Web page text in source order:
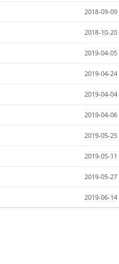
2018-09-09
2018-10-20
2019-04-05
2019-04-24
2019-04-04
2019-04-06
2019-05-25
2019-05-11
2019-05-27
2019-06-14